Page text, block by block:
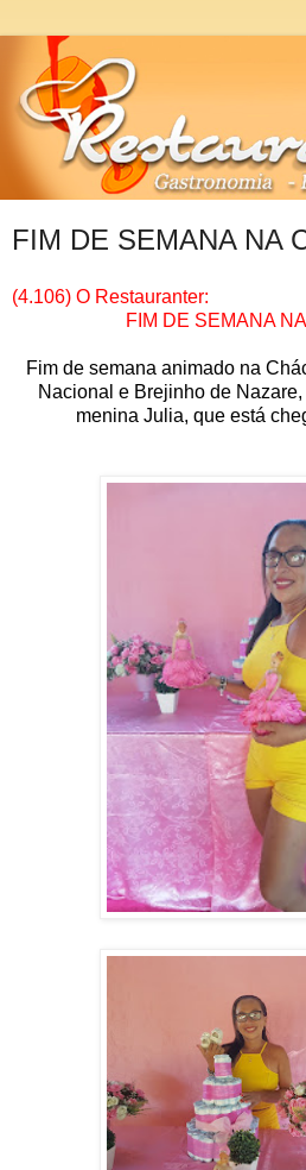
FIM DE SEMANA NA
(4.106) O Restauranter:
FIM DE SEMANA
Fim de semana animado na
Nacional e Brejinho de
menina Julia, que está